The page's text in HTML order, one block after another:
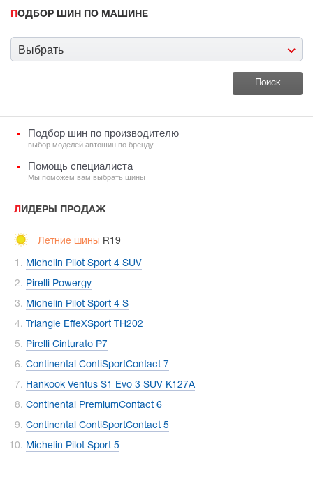
ПОДБОР ШИН ПО МАШИНЕ
Выбрать
Подбор шин по производителю
выбор моделей автошин по бренду
Помощь специалиста
Мы поможем вам выбрать шины
ЛИДЕРЫ ПРОДАЖ
Летние шины R19
Michelin Pilot Sport 4 SUV
Pirelli Powergy
Michelin Pilot Sport 4 S
Triangle EffeXSport TH202
Pirelli Cinturato P7
Continental ContiSportContact 7
Hankook Ventus S1 Evo 3 SUV K127A
Continental PremiumContact 6
Continental ContiSportContact 5
Michelin Pilot Sport 5